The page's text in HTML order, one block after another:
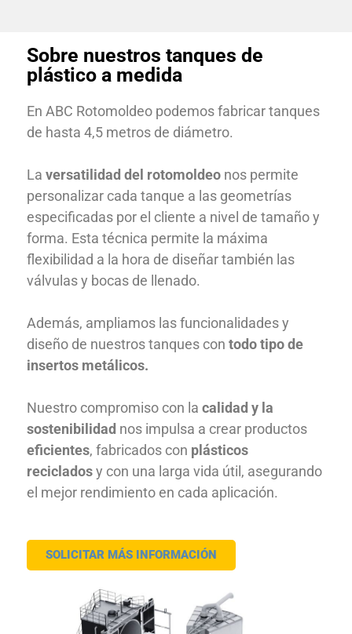
Sobre nuestros tanques de
plástico a medida
En ABC Rotomoldeo podemos fabricar tanques
de hasta 4,5 metros de diámetro.
La versatilidad del rotomoldeo nos permite
personalizar cada tanque a las geometrías
especificadas por el cliente a nivel de tamaño y
forma. Esta técnica permite la máxima
flexibilidad a la hora de diseñar también las
válvulas y bocas de llenado.
Además, ampliamos las funcionalidades y
diseño de nuestros tanques con todo tipo de
insertos metálicos.
Nuestro compromiso con la calidad y la
sostenibilidad nos impulsa a crear productos
eficientes, fabricados con plásticos
recicladosy con una larga vida útil, asegurando
el mejor rendimiento en cada aplicación.
SOLICITAR MÁS INFORMACIÓN